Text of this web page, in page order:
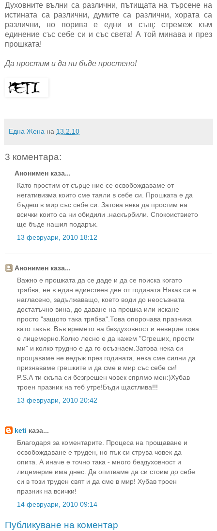
Духовните вълни са различни, пътищата на търсене на
истината са различни, думите са различни, хората са
различни, но порива е едни и същ: стремеж към
единение със себе си и със света! А той минава и през
прошката!
Да простим и да ни бъде простено!
Една Жена на 13.2.10
3 коментара:
Анонимен каза...
Като простим от сърце ние се освобождаваме от
негативизма които сме таяли в себе си. Прошката е да
бъдеш в мир със себе си. Затова нека да простим на
всички които са ни обидили .наскърбили. Спокоиствието
ще бъде нашия подарък.
13 февруари, 2010 18:12
Анонимен каза...
Важно е прошката да се даде и да се поиска когато
трябва, не в един единствен ден от годината.Някак си е
нагласено, задължаващо, което води до неосъзната
достатъчно вина, до даване на прошка или искане
просто "защото така трябва".Това опорочава празника
като такъв. Във времето на бездуховност и неверие това
е лицемерно.Колко лесно е да кажем "Сгреших, прости
ми" и колко трудно е да го осъзнаем.Затова нека си
прощаваме не ведъж през годината, нека сме силни да
признаваме грешките и да сме в мир със себе си!
P.S.А ти скъпа си безгрешен човек спрямо мен:)Хубав
троен празник на теб утре!Бъди щастлива!!!
13 февруари, 2010 20:42
keti каза...
Благодаря за коментарите. Процеса на прощаване и
освобождаване е труден, но пък си струва човек да
опита. А иначе е точно така - много бездуховност и
лицемерие има днес. Да опитваме да си стоим до себе
си в този труден свят и да сме в мир! Хубав троен
празник на всички!
14 февруари, 2010 09:14
Публикуване на коментар